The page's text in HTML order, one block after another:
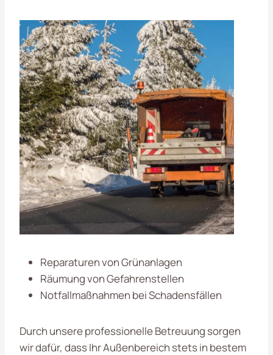
Reparaturen von Grünanlagen
Räumung von Gefahrenstellen
Notfallmaßnahmen bei Schadensfällen
Durch unsere professionelle Betreuung sorgen
wir dafür, dass Ihr Außenbereich stets in bestem